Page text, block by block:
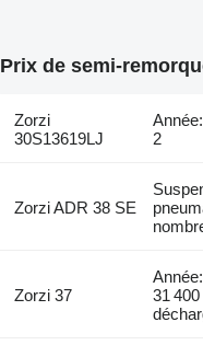
Prix de semi-
Zorzi
30S13619LJ
2
Zorzi ADR 38 SE
Zorzi 37
31